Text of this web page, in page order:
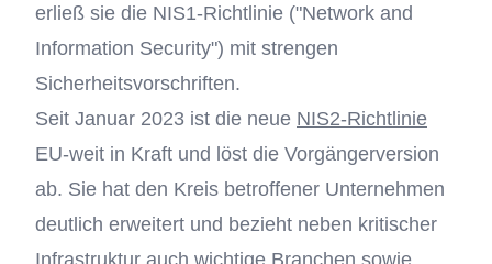
erließ sie die NIS1-Richtlinie ("Network and
Information Security") mit strengen
Sicherheitsvorschriften.
Seit Januar 2023 ist die neue NIS2-Richtlinie
EU-weit in Kraft und löst die Vorgängerversion
ab. Sie hat den Kreis betroffener Unternehmen
deutlich erweitert und bezieht neben kritischer
Infrastruktur auch wichtige Branchen sowie